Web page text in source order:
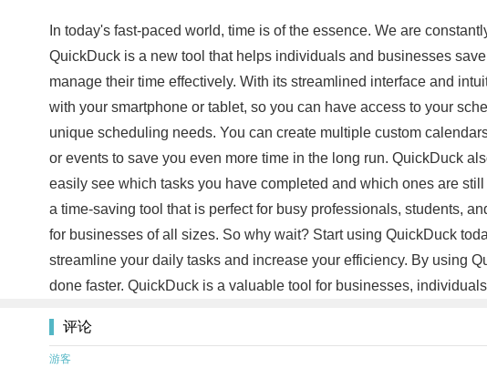
In today's fast-paced world, time is of the essence. We are
QuickDuck is a new tool that helps individuals and businesses
manage their time effectively. With its streamlined interface and
with your smartphone or tablet, so you can have access to your
unique scheduling needs. You can create multiple custom
or events to save you even more time in the long run. QuickDuck
easily see which tasks you have completed and which ones are
a time-saving tool that is perfect for busy professionals, students,
for businesses of all sizes. So why wait? Start using QuickDuck
streamline your daily tasks and increase your efficiency. By using
done faster. QuickDuck is a valuable tool for businesses,
评论
游客